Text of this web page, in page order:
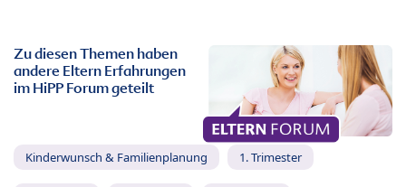
Zu diesen Themen haben
andere Eltern Erfahrungen
im HiPP Forum geteilt
Kinderwunsch & Familienplanung 1. Trimester